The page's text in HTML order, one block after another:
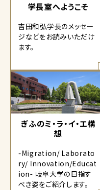
学長室へようこそ
吉田和弘学長のメッセー
ジなどをお読みいただけ
ます。
ぎふのミ・ラ・イ・エ構
想
-Migration/ Laborato
ry/ Innovation/Educat
ion- 岐阜大学の目指す
べき姿をご紹介します。